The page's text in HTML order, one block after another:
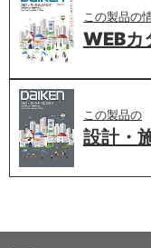
この製品の
WEBカ
この製品の
設計・